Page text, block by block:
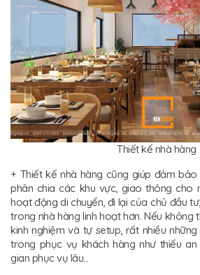
Thiết kế nhà hàng
+ Thiết kế nhà hàng cũng giúp đảm
phân chia các khu vực, giao thông cho
hoạt động di chuyển, đi lại của chủ đầu
trong nhà hàng linh hoạt hơn. Nếu không
kinh nghiệm và tự setup, rất nhiều
trong phục vụ khách hàng như thiếu
gian phục vụ lâu...